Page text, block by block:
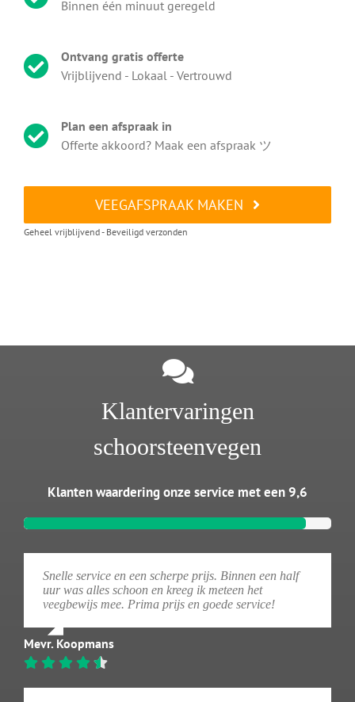
Binnen één minuut geregeld
Ontvang gratis offerte
Vrijblijvend - Lokaal - Vertrouwd
Plan een afspraak in
Offerte akkoord? Maak een afspraak ツ
VEEGAFSPRAAK MAKEN
Geheel vrijblijvend - Beveiligd verzonden
Klantervaringen
schoorsteenvegen
Klanten waardering onze service met een 9,6
Snelle service en een scherpe prijs. Binnen een half
uur was alles schoon en kreeg ik meteen het
veegbewijs mee. Prima prijs en goede service!
Mevr. Koopmans